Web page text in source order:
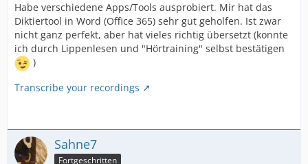
Habe verschiedene Apps/Tools ausprobiert. Mir hat das
Diktiertool in Word (Office 365) sehr gut geholfen. Ist zwar
nicht ganz perfekt, aber hat vieles richtig übersetzt (konnte
ich durch Lippenlesen und "Hörtraining" selbst bestätigen
)
Transcribe your recordings
Sahne7
Fortgeschritten